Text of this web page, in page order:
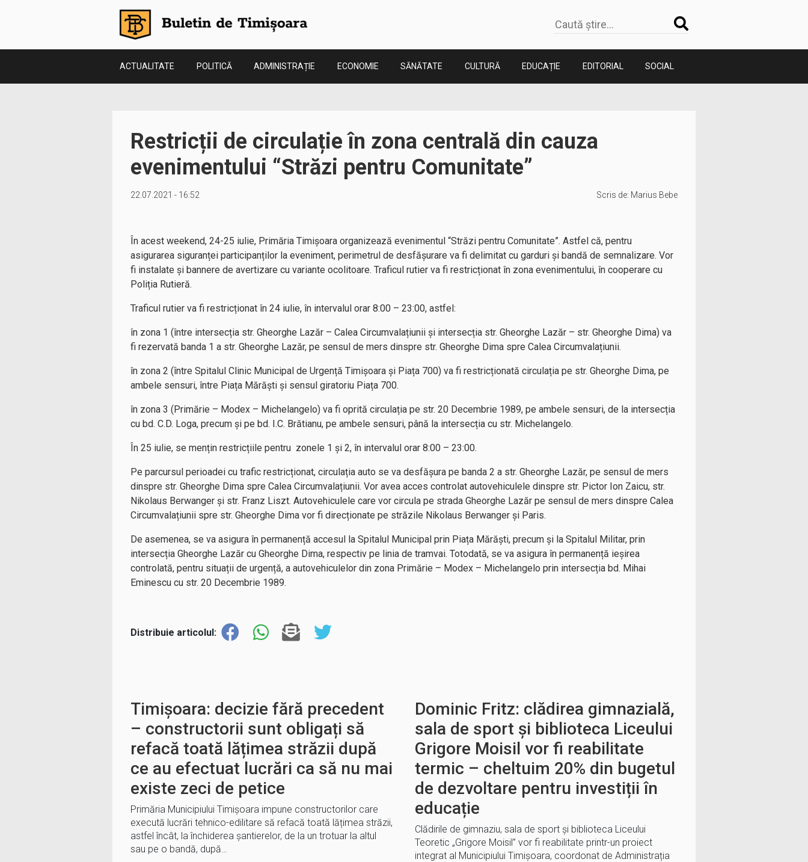
ACTUALITATE POLITICĂ ADMINISTRAȚIE ECONOMIE SĂNĂTATE CULTURĂ EDUCAȚIE EDITORIAL SOCIAL
Restricții de circulație în zona centrală din cauza
evenimentului “Străzi pentru Comunitate”
22.07.2021 - 16:52 Scris de: Marius Bebe
În acest weekend, 24-25 iulie, Primăria Timișoara organizează evenimentul “Străzi pentru Comunitate”. Astfel că, pentru
asigurarea siguranței participanților la eveniment, perimetrul de desfășurare va fi delimitat cu garduri și bandă de semnalizare. Vor
fi instalate și bannere de avertizare cu variante ocolitoare. Traficul rutier va fi restricționat în zona evenimentului, în cooperare cu
Poliția Rutieră.
Traficul rutier va fi restricționat în 24 iulie, în intervalul orar 8:00 – 23:00, astfel:
în zona 1 (între intersecția str. Gheorghe Lazăr – Calea Circumvalațiunii și intersecția str. Gheorghe Lazăr – str. Gheorghe Dima) va
fi rezervată banda 1 a str. Gheorghe Lazăr, pe sensul de mers dinspre str. Gheorghe Dima spre Calea Circumvalațiunii.
în zona 2 (între Spitalul Clinic Municipal de Urgență Timișoara și Piața 700) va fi restricționată circulația pe str. Gheorghe Dima, pe
ambele sensuri, între Piața Mărăști și sensul giratoriu Piața 700.
în zona 3 (Primărie – Modex – Michelangelo) va fi oprită circulația pe str. 20 Decembrie 1989, pe ambele sensuri, de la intersecția
cu bd. C.D. Loga, precum și pe bd. I.C. Brătianu, pe ambele sensuri, până la intersecția cu str. Michelangelo.
În 25 iulie, se mențin restricțiile pentru zonele 1 și 2, în intervalul orar 8:00 – 23:00.
Pe parcursul perioadei cu trafic restricționat, circulația auto se va desfășura pe banda 2 a str. Gheorghe Lazăr, pe sensul de mers
dinspre str. Gheorghe Dima spre Calea Circumvalațiunii. Vor avea acces controlat autovehiculele dinspre str. Pictor Ion Zaicu, str.
Nikolaus Berwanger și str. Franz Liszt. Autovehiculele care vor circula pe strada Gheorghe Lazăr pe sensul de mers dinspre Calea
Circumvalațiunii spre str. Gheorghe Dima vor fi direcționate pe străzile Nikolaus Berwanger și Paris.
De asemenea, se va asigura în permanență accesul la Spitalul Municipal prin Piața Mărăști, precum și la Spitalul Militar, prin
intersecția Gheorghe Lazăr cu Gheorghe Dima, respectiv pe linia de tramvai. Totodată, se va asigura în permanență ieșirea
controlată, pentru situații de urgență, a autovehiculelor din zona Primărie – Modex – Michelangelo prin intersecția bd. Mihai
Eminescu cu str. 20 Decembrie 1989.
Distribuie articolul:
Timișoara: decizie fără precedent
– constructorii sunt obligați să
refacă toată lățimea străzii după
ce au efectuat lucrări ca să nu mai
existe zeci de petice
Primăria Municipiului Timișoara impune constructorilor care
execută lucrări tehnico-edilitare să refacă toată lățimea străzii,
astfel încât, la închiderea șantierelor, de la un trotuar la altul
sau pe o bandă, după…
Dominic Fritz: clădirea gimnazială,
sala de sport și biblioteca Liceului
Grigore Moisil vor fi reabilitate
termic – cheltuim 20% din bugetul
de dezvoltare pentru investiții în
educație
Clădirile de gimnaziu, sala de sport și biblioteca Liceului
Teoretic „Grigore Moisil” vor fi reabilitate printr-un proiect
integrat al Municipiului Timișoara, coordonat de Administrația